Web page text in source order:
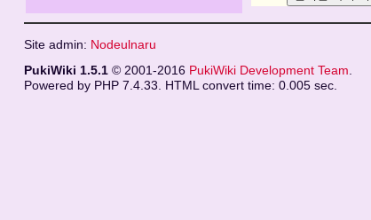
Site admin: Nodeulnaru
PukiWiki 1.5.1© 2001-2016 PukiWiki Development Team.
Powered by PHP 7.4.33. HTML convert time: 0.005 sec.